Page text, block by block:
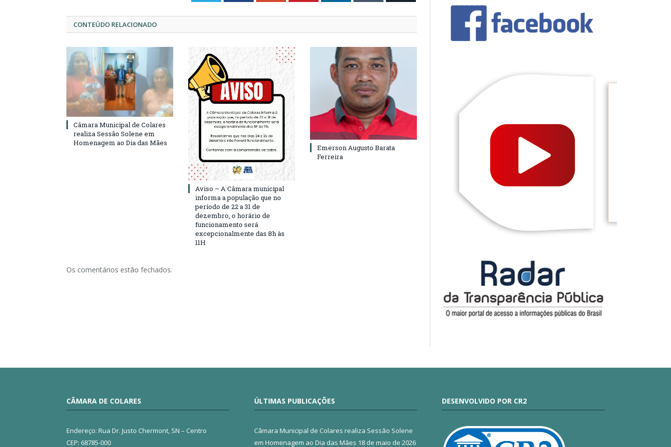
CONTEÚDO RELACIONADO
Câmara Municipal de Colares
realiza Sessão Solene em
Homenagem ao Dia das Mães
Aviso – A Câmara municipal
informa a população que no
período de 22 a 31 de
dezembro, o horário de
funcionamento será
excepcionalmente das 8h às
11H
Emerson Augusto Barata
Ferreira
Os comentários estão fechados.
CÂMARA DE COLARES
Endereço: Rua Dr. Justo Chermont, SN – Centro
CEP: 68785-000
ÚLTIMAS PUBLICAÇÕES
Câmara Municipal de Colares realiza Sessão Solene
em Homenagem ao Dia das Mães 18 de maio de 2026
DESENVOLVIDO POR CR2